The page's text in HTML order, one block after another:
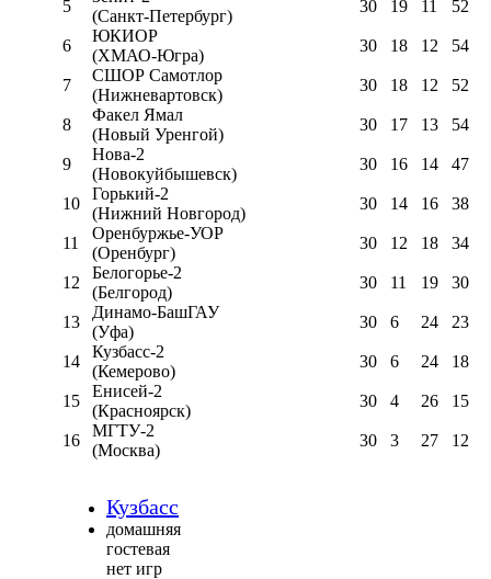
5
(Санкт-Петербург)
30 19 11 52
6
ЮКИОР
(ХМАО-Югра)
30 18 12 54
7
СШОР Самотлор
(Нижневартовск)
30 18 12 52
8
Факел Ямал
(Новый Уренгой)
30 17 13 54
9
Нова-2
(Новокуйбышевск)
30 16 14 47
10
Горький-2
(Нижний Новгород)
30 14 16 38
11
Оренбуржье-УОР
(Оренбург)
30 12 18 34
12
Белогорье-2
(Белгород)
30 11 19 30
13
Динамо-БашГАУ
(Уфа)
30 6 24 23
14
Кузбасс-2
(Кемерово)
30 6 24 18
15
Енисей-2
(Красноярск)
30 4 26 15
16
МГТУ-2
(Москва)
30 3 27 12
Кузбасс
домашняя
гостевая
нет игр